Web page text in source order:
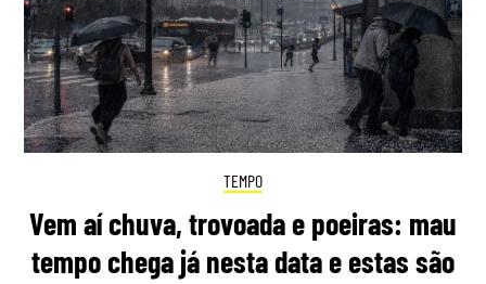
TEMPO
Vem aí chuva, trovoada e poeiras: mau
tempo chega já nesta data e estas são